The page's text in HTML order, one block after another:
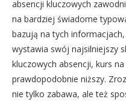
absencji kluczowych
na bardziej świadome
bazują na tych
wystawia swój najsilniejszy
kluczowych absencji, kurs
prawdopodobnie niższy.
nie tylko zabawa, ale też